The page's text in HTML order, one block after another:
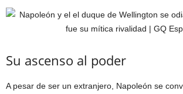
Su ascenso al poder
A pesar de ser un extranjero, Napoleón se